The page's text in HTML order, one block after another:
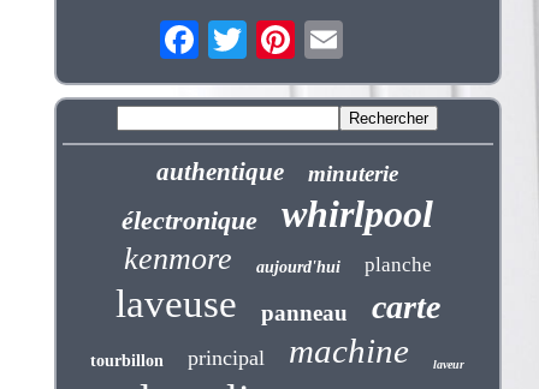
authentique minuterie
électronique whirlpool
kenmore aujourd'hui planche
laveuse panneau carte
tourbillon principal machine laveur